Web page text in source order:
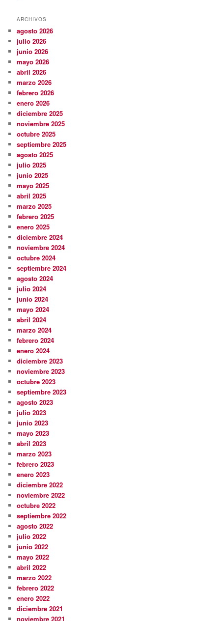
ARCHIVOS
agosto 2026
julio 2026
junio 2026
mayo 2026
abril 2026
marzo 2026
febrero 2026
enero 2026
diciembre 2025
noviembre 2025
octubre 2025
septiembre 2025
agosto 2025
julio 2025
junio 2025
mayo 2025
abril 2025
marzo 2025
febrero 2025
enero 2025
diciembre 2024
noviembre 2024
octubre 2024
septiembre 2024
agosto 2024
julio 2024
junio 2024
mayo 2024
abril 2024
marzo 2024
febrero 2024
enero 2024
diciembre 2023
noviembre 2023
octubre 2023
septiembre 2023
agosto 2023
julio 2023
junio 2023
mayo 2023
abril 2023
marzo 2023
febrero 2023
enero 2023
diciembre 2022
noviembre 2022
octubre 2022
septiembre 2022
agosto 2022
julio 2022
junio 2022
mayo 2022
abril 2022
marzo 2022
febrero 2022
enero 2022
diciembre 2021
noviembre 2021